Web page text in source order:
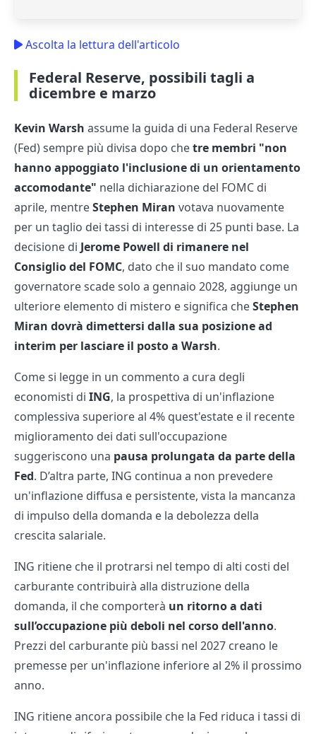
Ascolta la lettura dell'articolo
Federal Reserve, possibili tagli a
dicembre e marzo
Kevin Warsh assume la guida di una Federal Reserve
(Fed) sempre più divisa dopo chetre membri "non
hanno appoggiato l'inclusione di un orientamento
accomodante" nella dichiarazione del FOMC di
aprile, mentreStephen Miran votava nuovamente
per un taglio dei tassi di interesse di 25 punti base. La
decisione di Jerome Powell di rimanere nel
Consiglio del FOMC, dato che il suo mandato come
governatore scade solo a gennaio 2028, aggiunge un
ulteriore elemento di mistero e significa cheStephen
Miran dovrà dimettersi dalla sua posizione ad
interim per lasciare il posto a Warsh.
Come si legge in un commento a cura degli
economisti di ING, la prospettiva di un'inflazione
complessiva superiore al 4% quest'estate e il recente
miglioramento dei dati sull'occupazione
suggeriscono una pausa prolungata da parte della
Fed. D’altra parte, ING continua a non prevedere
un'inflazione diffusa e persistente, vista la mancanza
di impulso della domanda e la debolezza della
crescita salariale.
ING ritiene che il protrarsi nel tempo di alti costi del
carburante contribuirà alla distruzione della
domanda, il che comporterà un ritorno a dati
sull’occupazione più deboli nel corso dell'anno.
Prezzi del carburante più bassi nel 2027 creano le
premesse per un'inflazione inferiore al 2% il prossimo
anno.
ING ritiene ancora possibile che la Fed riduca i tassi di